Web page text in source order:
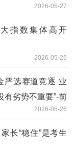
2026-05-27
指数集体高开
2026-05-26
严选赛道竞逐 业
有劣势不重要”-前
2026-05-26
长“稳住”是考生